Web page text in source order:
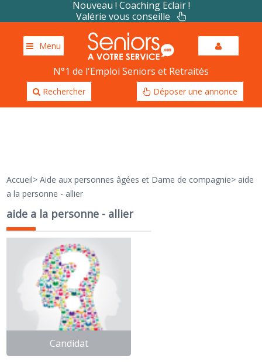
Nouveau ! Coaching Eclair !
Valérie vous conseille
Menu
N°1 de l'Emploi Seniors et Retraités
Rechercher Déposer une annonce
Accueil>Aide aux personnes âgées et Dame de compagnie> aide
a la personne - allier
aide a la personne - allier
Candidat